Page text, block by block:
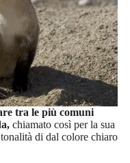
tra le più comuni
chiamato così per la sua
di dal colore chiaro